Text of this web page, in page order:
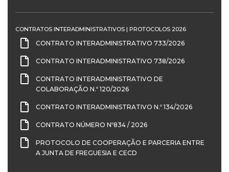
CONTRATOS INTERADMINISTRATIVOS | PROTOCOLOS 2026
CONTRATO INTERADMINISTRATIVO 733/2026
CONTRATO INTERADMINISTRATIVO 738/2026
CONTRATO INTERADMINISTRATIVO DE
COLABORAÇÃO N.º 120/2026
CONTRATO INTERADMINISTRATIVO N.º 134/2026
CONTRATO NÚMERO Nº834 / 2026
PROTOCOLO DE COOPERAÇÃO E PARCERIA ENTRE
A JUNTA DE FREGUESIA E CECD